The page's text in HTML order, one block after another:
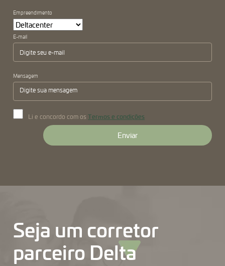
Empreendimento
E-mail
Mensagem
Li e concordo com osTermos e condições
Seja um corretor
parceiro Delta